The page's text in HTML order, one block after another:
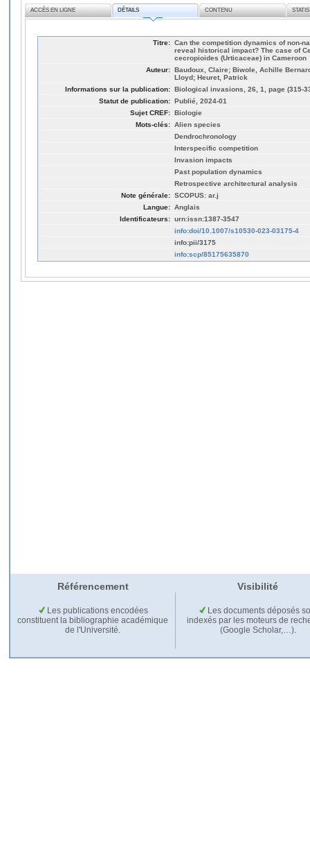
ACCÈS EN LIGNE DÉTAILS CONTENU
Titre: Can the competition dynamics of non-
reveal historical impact? The case of
cecropioides (Urticaceae) in Cameroon
Auteur: Baudoux, Claire; Biwole, Achille
Lloyd; Heuret, Patrick
Informations sur la publication: Biological invasions, 26, 1, page (315-
Statut de publication: Publié, 2024-01
Sujet CREF: Biologie
Mots-clés: Alien species
Dendrochronology
Interspecific competition
Invasion impacts
Past population dynamics
Retrospective architectural analysis
Note générale: SCOPUS: ar.j
Langue: Anglais
Identificateurs: urn:issn:1387-3547
info:doi/10.1007/s10530-023-03175-4
info:pii/3175
info:scp/85175635870
Référencement Visibilité
Les publications encodées
constituent la bibliographie académique
de l'Université.
Les documents déposés
indexés par les moteurs de
(Google Scholar,…).